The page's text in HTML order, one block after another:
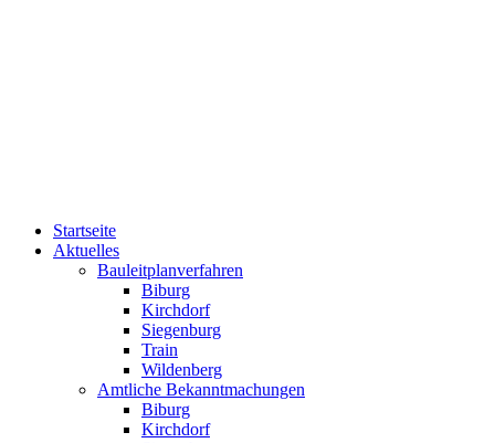
Startseite
Aktuelles
Bauleitplanverfahren
Biburg
Kirchdorf
Siegenburg
Train
Wildenberg
Amtliche Bekanntmachungen
Biburg
Kirchdorf